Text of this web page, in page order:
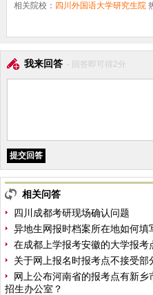
相关院校： 四川外国语大学研究生院
我来回答 - 回答即可得2分
相关问答
四川成都考研现场确认问题
异地生网报时档案所在地如何填
在成都上学报考安徽的大学报考
关于网上报名时报考点不接受部
网上公布河南省的报考点有新
招生办公室？